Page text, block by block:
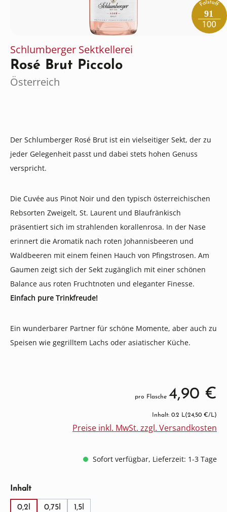
91
Schlumberger Sektkellerei
Rosé Brut Piccolo
Österreich
Der Schlumberger Rosé Brut ist ein vielseitiger Sekt, der zu
jeder Gelegenheit passt und dabei stets hohen Genuss
verspricht.
Die Cuvée aus Pinot Noir und den typisch österreichischen
Rebsorten Zweigelt, St. Laurent und Blaufränkisch
präsentiert sich im strahlenden korallenrosa. In der Nase
erinnert die Aromatik nach roten Johannisbeeren und
Waldbeeren mit einem feinen Hauch von Pfingstrosen. Am
Gaumen zeigt sich der Sekt zugänglich mit einer schönen
Balance aus roten Fruchtnoten und eleganter Finesse.
Einfach pure Trinkfreude!
Ein wunderbarer Partner für schöne Momente, aber auch zu
Speisen wie gegrilltem Lachs oder asiatischer Küche.
pro Flasche 4,90 €
Inhalt: 0.2 L(24,50 €/L)
Preise inkl. MwSt. zzgl. Versandkosten
Sofort verfügbar, Lieferzeit: 1-3 Tage
Inhaltauswählen
0,2l 0,75l 1,5l